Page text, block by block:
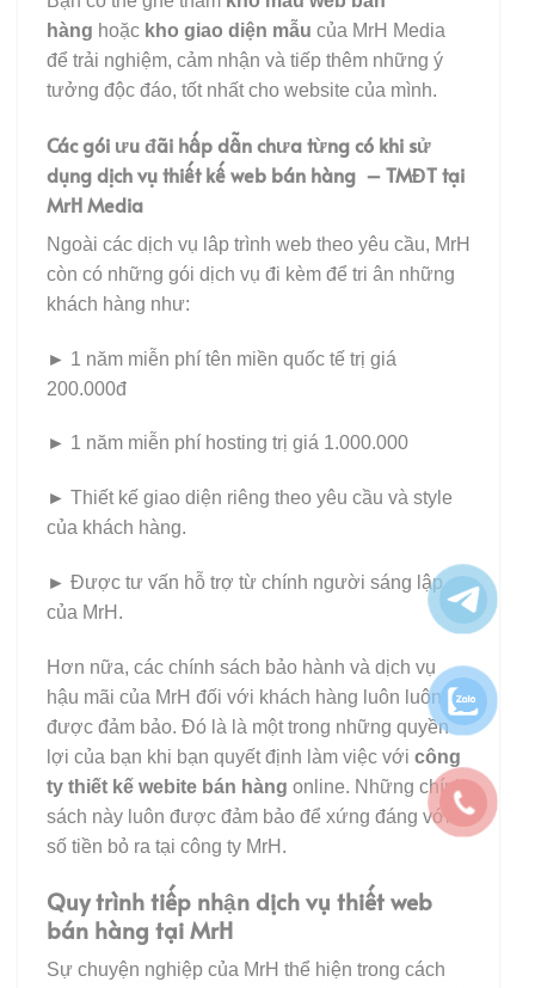
hàng hoặc kho giao diện mẫu của MrH Media
để trải nghiệm, cảm nhận và tiếp thêm những ý
tưởng độc đáo, tốt nhất cho website của mình.
Các gói ưu đãi hấp dẫn chưa từng có khi sử
dụng dịch vụ thiết kế web bán hàng – TMĐT tại
MrH Media
Ngoài các dịch vụ lâp trình web theo yêu cầu, MrH
còn có những gói dịch vụ đi kèm để tri ân những
khách hàng như:
► 1 năm miễn phí tên miền quốc tế trị giá
200.000đ
► 1 năm miễn phí hosting trị giá 1.000.000
► Thiết kế giao diện riêng theo yêu cầu và style
của khách hàng.
► Được tư vấn hỗ trợ từ chính người sáng lập
của MrH.
Hơn nữa, các chính sách bảo hành và dịch vụ
hậu mãi của MrH đối với khách hàng luôn luôn
được đảm bảo. Đó là là một trong những quyền
lợi của bạn khi bạn quyết định làm việc với công
ty thiết kế webite bán hàng online. Những chính
sách này luôn được đảm bảo để xứng đáng với
số tiền bỏ ra tại công ty MrH.
Quy trình tiếp nhận dịch vụ thiết web
bán hàng tại MrH
Sự chuyện nghiệp của MrH thể hiện trong cách